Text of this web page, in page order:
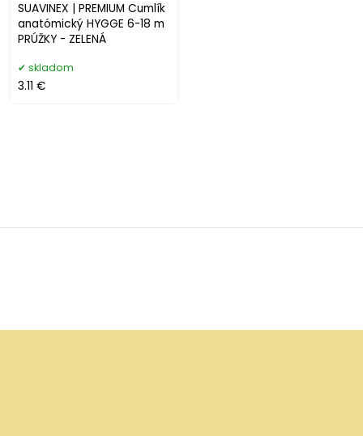
SUAVINEX | PREMIUM Cumlík
anatómický HYGGE 6-18 m
PRÚŽKY - ZELENÁ
skladom
3.11 €